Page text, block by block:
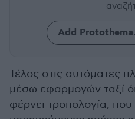
Add
Τέλος στις αυτόματες
μέσω εφαρμογών ταξί
φέρνει τροπολογία, που